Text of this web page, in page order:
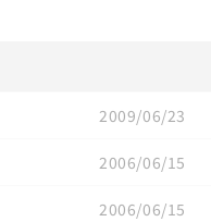
2009/06/23
2006/06/15
2006/06/15